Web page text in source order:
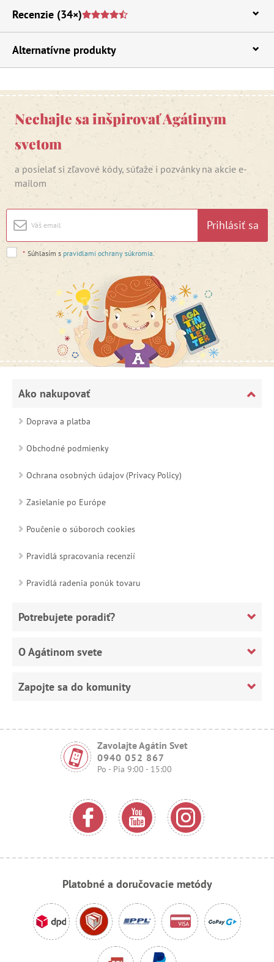
Recenzie (34×)
Alternatívne produkty
Nechajte sa inšpirovať Agátinym
svetom
a posielať si zľavové kódy, súťaže i pozvánky na akcie e-
mailom
Prihlásiť sa
* Súhlasím s pravidlami ochrany súkromia
Ako nakupovať
Doprava a platba
Obchodné podmienky
Ochrana osobných údajov (Privacy Policy)
Zasielanie po Európe
Poučenie o súboroch cookies
Pravidlá spracovania recenzií
Pravidlá radenia ponúk tovaru
Potrebujete poradiť?
O Agátinom svete
Zapojte sa do komunity
Zavolajte Agátin Svet
0940 052 867
Po - Pia 9:00 - 15:00
Platobné a doručovacie metódy